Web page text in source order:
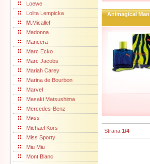
Loewe
Lolita Lempicka
M .Micallef
Madonna
Mancera
Marc Ecko
Marc Jacobs
Mariah Carey
Marina de Bourbon
Marvel
Masaki Matsushima
Mercedes-Benz
Mexx
Michael Kors
Miss Sporty
Miu Miu
Mont Blanc
Animagical Man
Strana 1/4